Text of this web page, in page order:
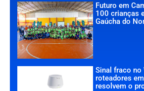
Futuro em
100 crianças
Gaúcha do
Sinal fraco no
roteadores
resolvem o